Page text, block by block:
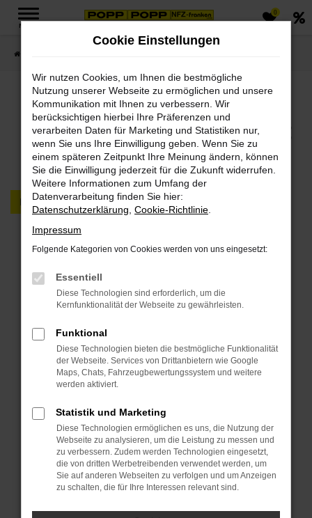
Zum
MENÜ
0
Jetzt PKWs & LKWs in
unserem Fahrzeugmarkt
finden
PKW LKW
Fehler: Network Error
Beim Laden ist ein Fehler aufgetreten.
Hier sind ein paar Tipps, die dir helfen können:
Internetverbindung.
Laden andere Webseiten, zum Beispiel deine
Suchmaschine?
Prüfe deine Browsererweiterungen.
können das Laden bestimmter Seiten
verhindern. Funktioniert die Seite in einem
anderen Browser oder in einem privaten
Fenster?
Starte dein Gerät neu.
Probleme zu beheben.
Cookie Einstellungen
Wir nutzen Cookies, um Ihnen die bestmögliche
Nutzung unserer Webseite zu ermöglichen und unsere
Kommunikation mit Ihnen zu verbessern. Wir
berücksichtigen hierbei Ihre Präferenzen und
verarbeiten Daten für Marketing und Statistiken nur,
wenn Sie uns Ihre Einwilligung geben. Wenn Sie zu
einem späteren Zeitpunkt Ihre Meinung ändern, können
Sie die Einwilligung jederzeit für die Zukunft widerrufen.
Weitere Informationen zum Umfang der
Datenverarbeitung finden Sie hier:
Datenschutzerklärung Cookie-Richtlinie
Impressum
Folgende Kategorien von Cookies werden von uns eingesetzt:
Essentiell
Diese Technologien sind erforderlich, um die
Kernfunktionalität der Webseite zu gewährleisten.
Funktional
Diese Technologien bieten die bestmögliche Funktionalität
der Webseite. Services von Drittanbietern wie Google
Maps, Chats, Fahrzeugbewertungssystem und weitere
werden aktiviert.
Statistik und Marketing
Diese Technologien ermöglichen es uns, die Nutzung der
Webseite zu analysieren, um die Leistung zu messen und
zu verbessern. Zudem werden Technologien eingesetzt,
die von dritten Werbetreibenden verwendet werden, um
Sie auf anderen Webseiten zu verfolgen und um Anzeigen
zu schalten, die für Ihre Interessen relevant sind.